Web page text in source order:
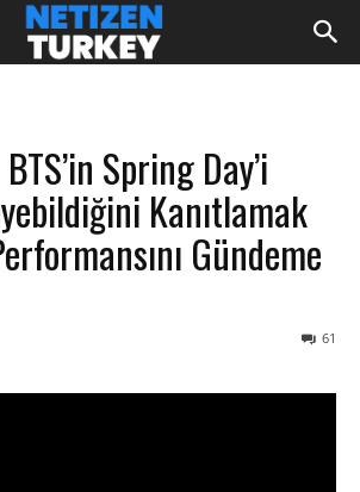
Spring Day’i
Kanıtlamak
Gündeme
61